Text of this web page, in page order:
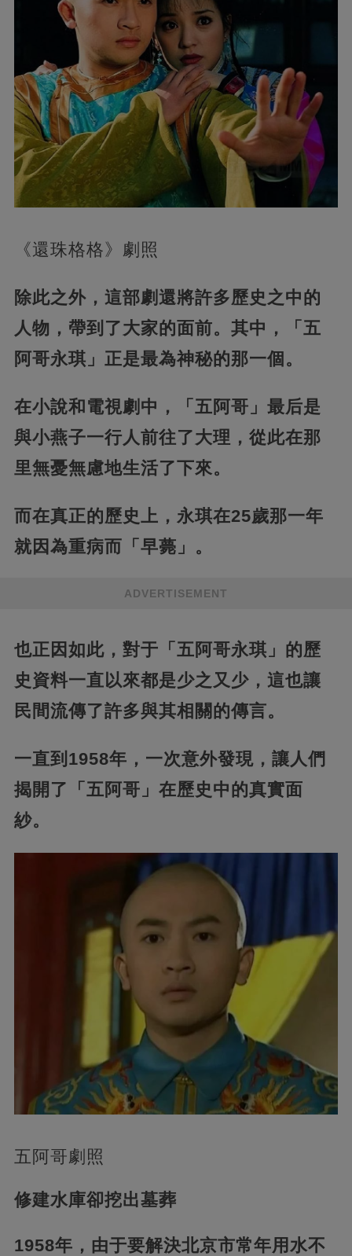
《還珠格格》劇照
除此之外，這部劇還將許多歷史之中的
人物，帶到了大家的面前。其中，「五
阿哥永琪」正是最為神秘的那一個。
在小說和電視劇中，「五阿哥」最后是
與小燕子一行人前往了大理，從此在那
里無憂無慮地生活了下來。
而在真正的歷史上，永琪在25歲那一年
就因為重病而「早薨」。
ADVERTISEMENT
也正因如此，對于「五阿哥永琪」的歷
史資料一直以來都是少之又少，這也讓
民間流傳了許多與其相關的傳言。
一直到1958年，一次意外發現，讓人們
揭開了「五阿哥」在歷史中的真實面
紗。
五阿哥劇照
修建水庫卻挖出墓葬
1958年，由于要解決北京市常年用水不